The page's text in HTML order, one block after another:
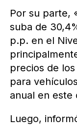
Por su parte,
suba de
p.p. en el
precios de
para
anual en este
Luego,